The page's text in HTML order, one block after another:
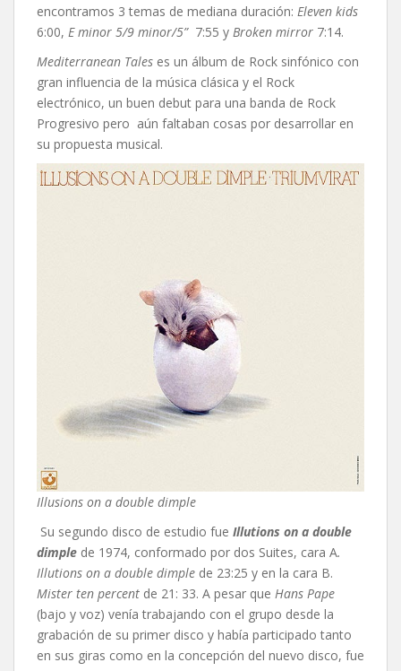
encontramos 3 temas de mediana duración: Eleven kids
6:00, E minor 5/9 minor/5”7:55 y Broken mirror 7:14.
Mediterranean Tales es un álbum de Rock sinfónico con
gran influencia de la música clásica y el Rock
electrónico, un buen debut para una banda de Rock
Progresivo pero aún faltaban cosas por desarrollar en
su propuesta musical.
Illusions on a double dimple
Su segundo disco de estudio fue Illutions on a double
dimple de 1974, conformado por dos Suites, cara A.
Illutions on a double dimple de 23:25 y en la cara B.
Mister ten percent de 21: 33. A pesar que Hans Pape
(bajo y voz) venía trabajando con el grupo desde la
grabación de su primer disco y había participado tanto
en sus giras como en la concepción del nuevo disco, fue